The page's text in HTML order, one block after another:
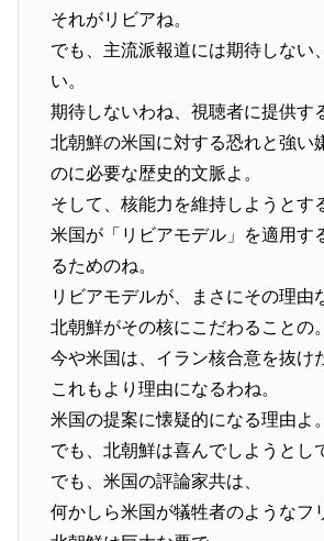
それがリビアね。
でも、主流派報道には期待しない
い。
期待しないわね、視聴者に提供す
北朝鮮の米国に対する恐れと強い
のに必要な歴史的文脈よ。
そして、核能力を維持しようとす
米国が「リビアモデル」を適用す
るためのね。
リビアモデルが、まさにその理由
北朝鮮がその核にこだわることの。
今や米国は、イラン核合意を抜け
これもより理由になるわね。
米国の提案に懐疑的になる理由よ。
でも、北朝鮮は喜んでしようとし
でも、米国の評論家共は、
何かしら米国が犠牲者のようなフ